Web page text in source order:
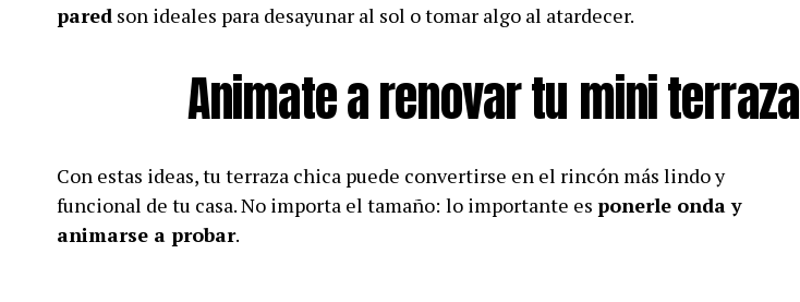
pared son ideales para desayunar al sol o tomar algo al atardecer.
Animate a renovar tu mini terraza
Con estas ideas, tu terraza chica puede convertirse en el rincón más lindo y
funcional de tu casa. No importa el tamaño: lo importante es ponerle onda y
animarse a probar.